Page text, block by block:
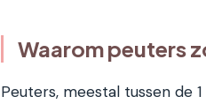
Waarom peuters
Peuters, meestal tussen de